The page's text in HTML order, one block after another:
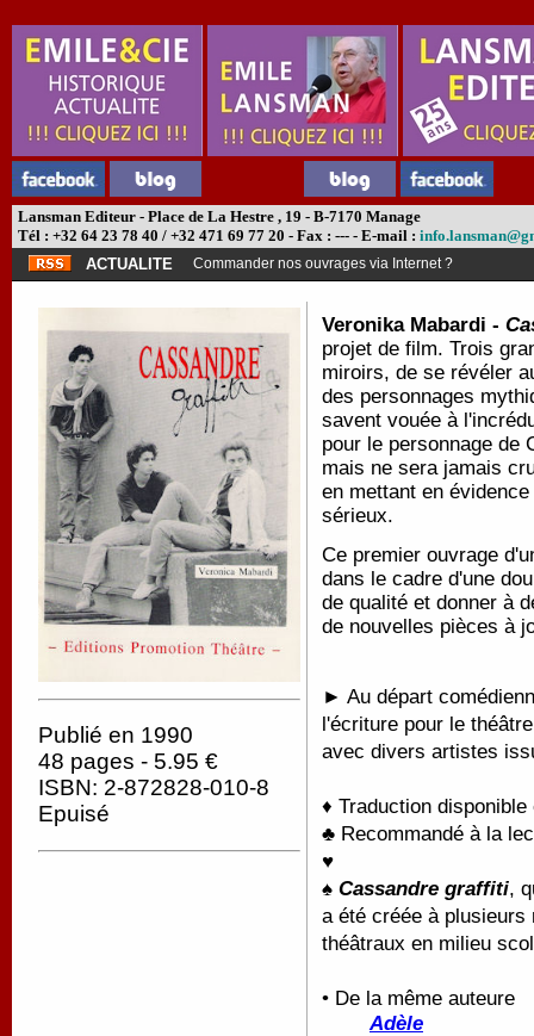
Lansman Editeur - Place de La Hestre , 19 - B-7170 Manage
Tél : +32 64 23 78 40 / +32 471 69 77 20 - Fax : --- - E-mail :
ACTUALITE
Commander nos ouvrages via Internet ?
Publié en 1990
48 pages - 5.95 €
ISBN: 2-872828-010-8
Epuisé
Veronika Mabardi -
projet de film. Trois
miroirs, de se révéler
des personnages
savent vouée à
pour le personnage de
mais ne sera jamais
en mettant en
sérieux.
Ce premier ouvrage
dans le cadre d'une
de qualité et donner à
de nouvelles pièces à
► Au départ
l'écriture pour le
avec divers artistes
♦ Traduction
♣ Recommandé à la
♥
♠ Cassandre graffiti,
a été créée à
théâtraux en milieu
• De la même auteure
Adèle